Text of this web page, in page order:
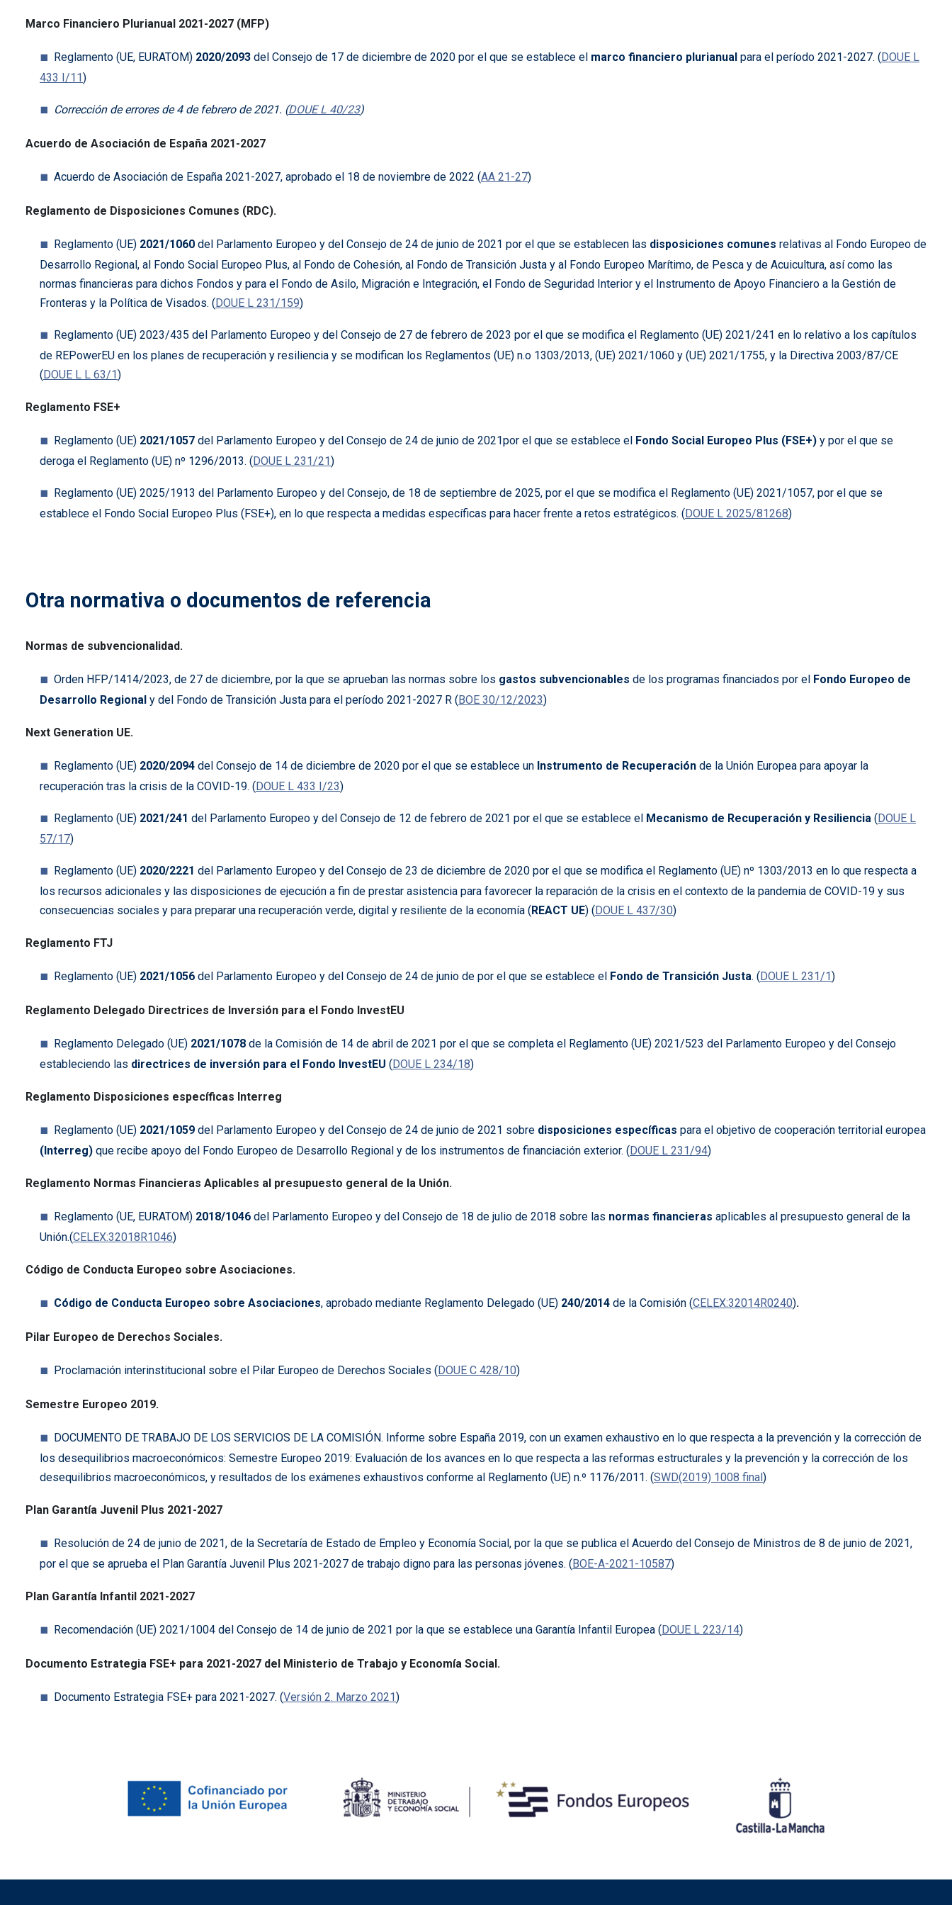
Marco Financiero Plurianual 2021-2027 (MFP)
Reglamento (UE, EURATOM) 2020/2093 del Consejo de 17 de diciembre de 2020 por el que se establece el marco financiero plurianual para el período 2021-2027. (DOUE L
433 I/11)
Corrección de errores de 4 de febrero de 2021. (DOUE L 40/23)
Acuerdo de Asociación de España 2021-2027
Acuerdo de Asociación de España 2021-2027, aprobado el 18 de noviembre de 2022 (AA 21-27)
Reglamento de Disposiciones Comunes (RDC).
Reglamento (UE) 2021/1060 del Parlamento Europeo y del Consejo de 24 de junio de 2021 por el que se establecen las disposiciones comunes relativas al Fondo Europeo de
Desarrollo Regional, al Fondo Social Europeo Plus, al Fondo de Cohesión, al Fondo de Transición Justa y al Fondo Europeo Marítimo, de Pesca y de Acuicultura, así como las
normas financieras para dichos Fondos y para el Fondo de Asilo, Migración e Integración, el Fondo de Seguridad Interior y el Instrumento de Apoyo Financiero a la Gestión de
Fronteras y la Política de Visados. (DOUE L 231/159)
Reglamento (UE) 2023/435 del Parlamento Europeo y del Consejo de 27 de febrero de 2023 por el que se modifica el Reglamento (UE) 2021/241 en lo relativo a los capítulos
de REPowerEU en los planes de recuperación y resiliencia y se modifican los Reglamentos (UE) n.o 1303/2013, (UE) 2021/1060 y (UE) 2021/1755, y la Directiva 2003/87/CE
(DOUE L L 63/1)
Reglamento FSE+
Reglamento (UE) 2021/1057 del Parlamento Europeo y del Consejo de 24 de junio de 2021por el que se establece el Fondo Social Europeo Plus (FSE+) y por el que se
deroga el Reglamento (UE) nº 1296/2013. (DOUE L 231/21)
Reglamento (UE) 2025/1913 del Parlamento Europeo y del Consejo, de 18 de septiembre de 2025, por el que se modifica el Reglamento (UE) 2021/1057, por el que se
establece el Fondo Social Europeo Plus (FSE+), en lo que respecta a medidas específicas para hacer frente a retos estratégicos. (DOUE L 2025/81268)
Otra normativa o documentos de referencia
Normas de subvencionalidad.
Orden HFP/1414/2023, de 27 de diciembre, por la que se aprueban las normas sobre los gastos subvencionables de los programas financiados por el Fondo Europeo de
Desarrollo Regional y del Fondo de Transición Justa para el período 2021-2027 R (BOE 30/12/2023)
Next Generation UE.
Reglamento (UE) 2020/2094 del Consejo de 14 de diciembre de 2020 por el que se establece un Instrumento de Recuperación de la Unión Europea para apoyar la
recuperación tras la crisis de la COVID-19. (DOUE L 433 I/23)
Reglamento (UE) 2021/241 del Parlamento Europeo y del Consejo de 12 de febrero de 2021 por el que se establece el Mecanismo de Recuperación y Resiliencia (DOUE L
57/17)
Reglamento (UE) 2020/2221 del Parlamento Europeo y del Consejo de 23 de diciembre de 2020 por el que se modifica el Reglamento (UE) nº 1303/2013 en lo que respecta a
los recursos adicionales y las disposiciones de ejecución a fin de prestar asistencia para favorecer la reparación de la crisis en el contexto de la pandemia de COVID-19 y sus
consecuencias sociales y para preparar una recuperación verde, digital y resiliente de la economía (REACT UE) (DOUE L 437/30)
Reglamento FTJ
Reglamento (UE) 2021/1056 del Parlamento Europeo y del Consejo de 24 de junio de por el que se establece el Fondo de Transición Justa. (DOUE L 231/1)
Reglamento Delegado Directrices de Inversión para el Fondo InvestEU
Reglamento Delegado (UE) 2021/1078 de la Comisión de 14 de abril de 2021 por el que se completa el Reglamento (UE) 2021/523 del Parlamento Europeo y del Consejo
estableciendo las directrices de inversión para el Fondo InvestEU (DOUE L 234/18)
Reglamento Disposiciones específicas Interreg
Reglamento (UE) 2021/1059 del Parlamento Europeo y del Consejo de 24 de junio de 2021 sobre disposiciones específicas para el objetivo de cooperación territorial europea
(Interreg) que recibe apoyo del Fondo Europeo de Desarrollo Regional y de los instrumentos de financiación exterior. (DOUE L 231/94)
Reglamento Normas Financieras Aplicables al presupuesto general de la Unión.
Reglamento (UE, EURATOM) 2018/1046 del Parlamento Europeo y del Consejo de 18 de julio de 2018 sobre las normas financieras aplicables al presupuesto general de la
Unión.(CELEX:32018R1046)
Código de Conducta Europeo sobre Asociaciones.
Código de Conducta Europeo sobre Asociaciones, aprobado mediante Reglamento Delegado (UE) 240/2014 de la Comisión (CELEX:32014R0240).
Pilar Europeo de Derechos Sociales.
Proclamación interinstitucional sobre el Pilar Europeo de Derechos Sociales (DOUE C 428/10)
Semestre Europeo 2019.
DOCUMENTO DE TRABAJO DE LOS SERVICIOS DE LA COMISIÓN. Informe sobre España 2019, con un examen exhaustivo en lo que respecta a la prevención y la corrección de
los desequilibrios macroeconómicos: Semestre Europeo 2019: Evaluación de los avances en lo que respecta a las reformas estructurales y la prevención y la corrección de los
desequilibrios macroeconómicos, y resultados de los exámenes exhaustivos conforme al Reglamento (UE) n.º 1176/2011. (SWD(2019) 1008 final)
Plan Garantía Juvenil Plus 2021-2027
Resolución de 24 de junio de 2021, de la Secretaría de Estado de Empleo y Economía Social, por la que se publica el Acuerdo del Consejo de Ministros de 8 de junio de 2021,
por el que se aprueba el Plan Garantía Juvenil Plus 2021-2027 de trabajo digno para las personas jóvenes. (BOE-A-2021-10587)
Plan Garantía Infantil 2021-2027
Recomendación (UE) 2021/1004 del Consejo de 14 de junio de 2021 por la que se establece una Garantía Infantil Europea (DOUE L 223/14)
Documento Estrategia FSE+ para 2021-2027 del Ministerio de Trabajo y Economía Social.
Documento Estrategia FSE+ para 2021-2027. (Versión 2. Marzo 2021)